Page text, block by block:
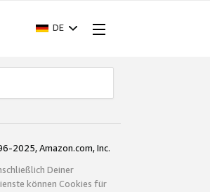
DE
2025, Amazon.com, Inc.
Deiner
können Cookies für